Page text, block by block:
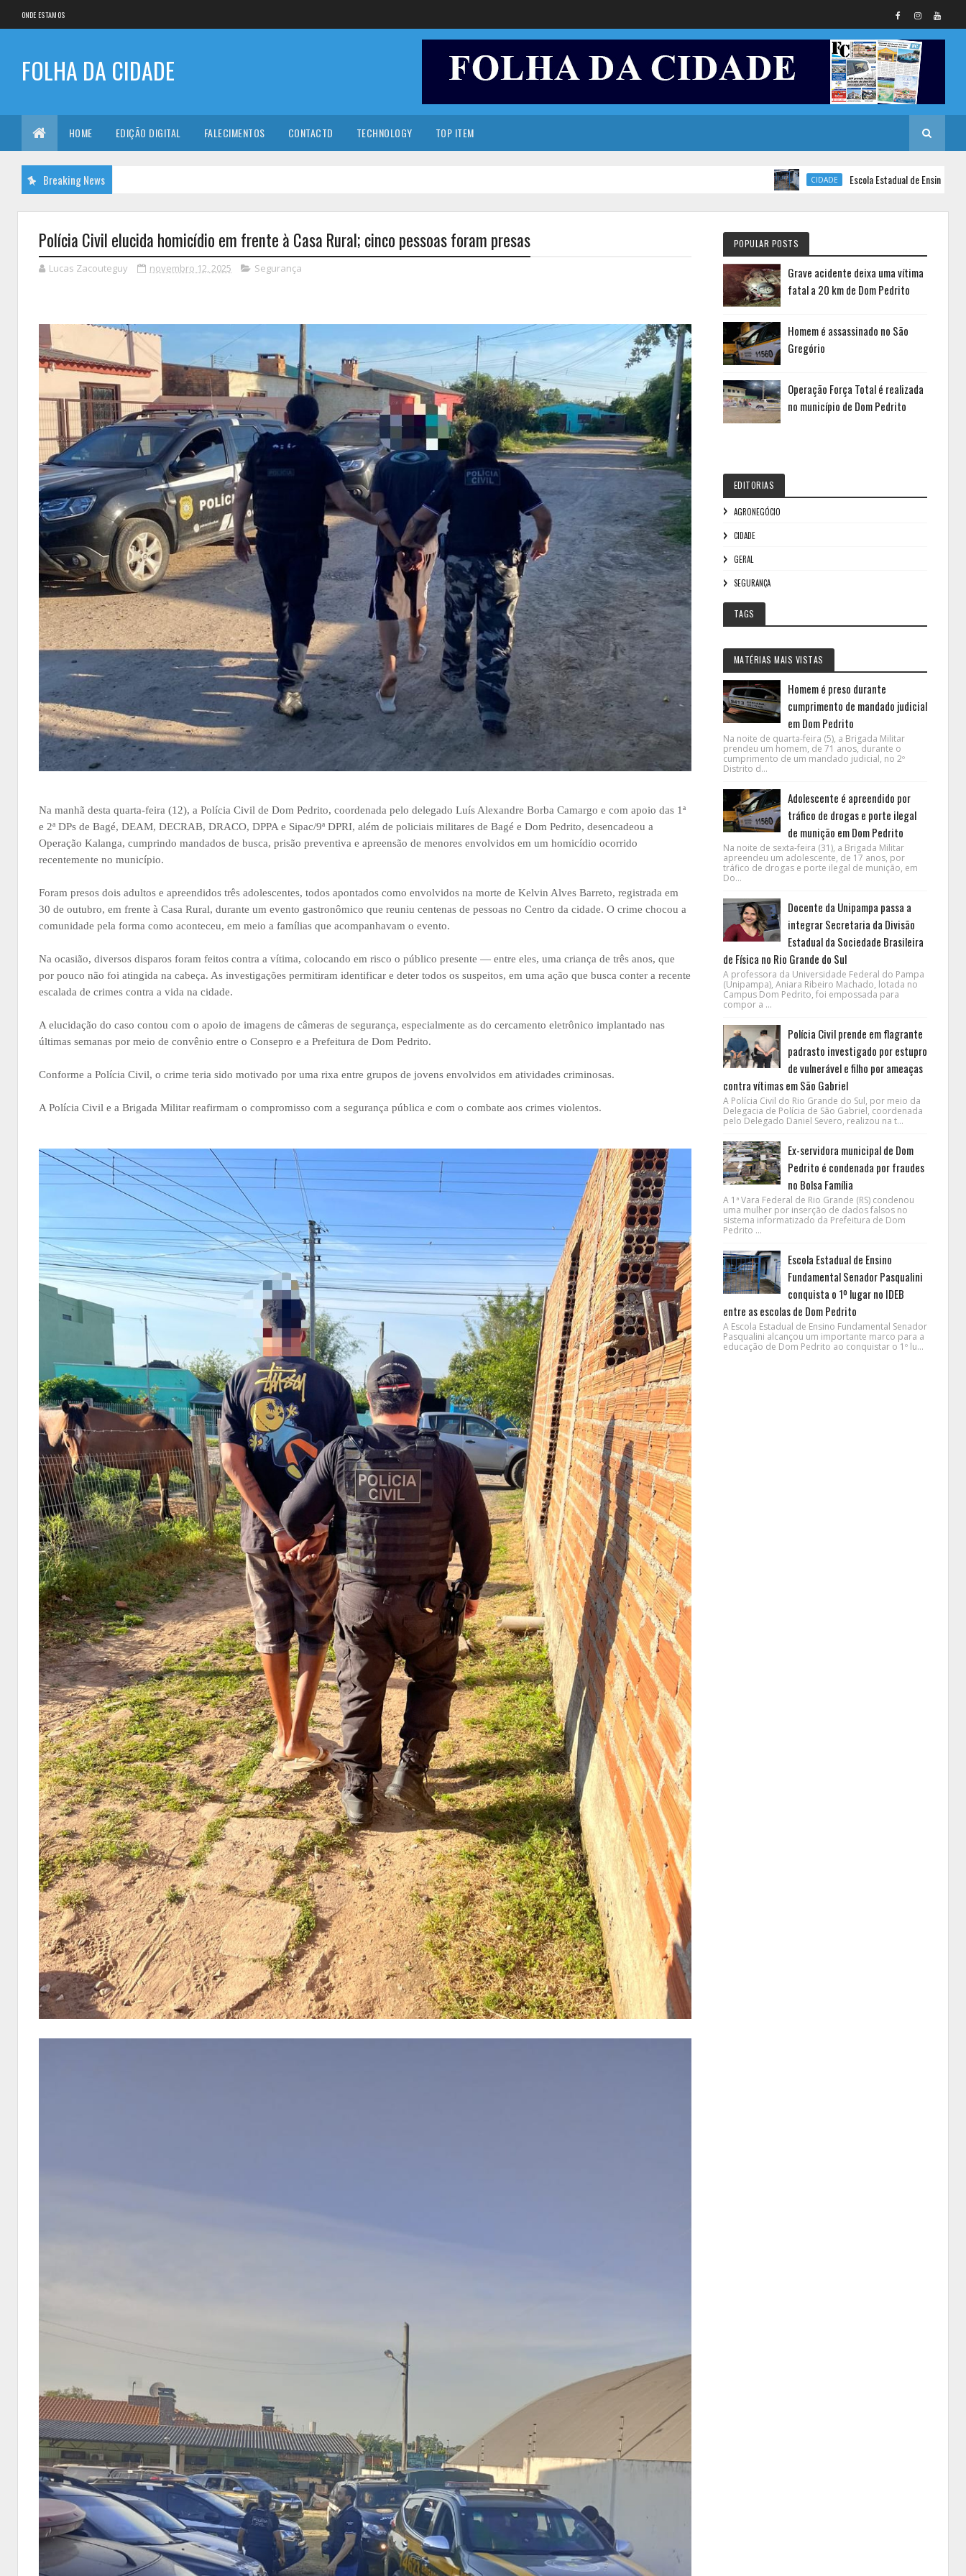
ONDE ESTAMOS
FOLHA DA CIDADE
HOME EDIÇÃO DIGITAL FALECIMENTOS CONTACTD TECHNOLOGY TOP ITEM
Breaking News Escola Estadual de Ensino Fundamental
Polícia Civil elucida homicídio em frente à Casa Rural; cinco pessoas foram presas
Lucas Zacouteguy novembro 12, 2025 Segurança
Na manhã desta quarta-feira (12), a Polícia Civil de Dom Pedrito, coordenada pelo delegado Luís Alexandre Borba Camargo e com apoio das 1ª
e 2ª DPs de Bagé, DEAM, DECRAB, DRACO, DPPA e Sipac/9ª DPRI, além de policiais militares de Bagé e Dom Pedrito, desencadeou a
Operação Kalanga, cumprindo mandados de busca, prisão preventiva e apreensão de menores envolvidos em um homicídio ocorrido
recentemente no município.
Foram presos dois adultos e apreendidos três adolescentes, todos apontados como envolvidos na morte de Kelvin Alves Barreto, registrada em
30 de outubro, em frente à Casa Rural, durante um evento gastronômico que reuniu centenas de pessoas no Centro da cidade. O crime chocou a
comunidade pela forma como aconteceu, em meio a famílias que acompanhavam o evento.
Na ocasião, diversos disparos foram feitos contra a vítima, colocando em risco o público presente — entre eles, uma criança de três anos, que
por pouco não foi atingida na cabeça. As investigações permitiram identificar e deter todos os suspeitos, em uma ação que busca conter a recente
escalada de crimes contra a vida na cidade.
A elucidação do caso contou com o apoio de imagens de câmeras de segurança, especialmente as do cercamento eletrônico implantado nas
últimas semanas por meio de convênio entre o Consepro e a Prefeitura de Dom Pedrito.
Conforme a Polícia Civil, o crime teria sido motivado por uma rixa entre grupos de jovens envolvidos em atividades criminosas.
A Polícia Civil e a Brigada Militar reafirmam o compromisso com a segurança pública e com o combate aos crimes violentos.
POPULAR POSTS
Grave acidente deixa uma vítima
fatal a 20 km de Dom Pedrito
Homem é assassinado no São
Gregório
Operação Força Total é realizada
no município de Dom Pedrito
EDITORIAS
AGRONEGÓCIO
CIDADE
GERAL
SEGURANÇA
TAGS
MATÉRIAS MAIS VISTAS
Homem é preso durante
cumprimento de mandado judicial
em Dom Pedrito
Na noite de quarta-feira (5), a Brigada Militar
prendeu um homem, de 71 anos, durante o
cumprimento de um mandado judicial, no 2º
Distrito d...
Adolescente é apreendido por
tráfico de drogas e porte ilegal
de munição em Dom Pedrito
Na noite de sexta-feira (31), a Brigada Militar
apreendeu um adolescente, de 17 anos, por
tráfico de drogas e porte ilegal de munição, em
Do...
Docente da Unipampa passa a
integrar Secretaria da Divisão
Estadual da Sociedade Brasileira
de Física no Rio Grande do Sul
A professora da Universidade Federal do Pampa
(Unipampa), Aniara Ribeiro Machado, lotada no
Campus Dom Pedrito, foi empossada para
compor a ...
Polícia Civil prende em flagrante
padrasto investigado por estupro
de vulnerável e filho por ameaças
contra vítimas em São Gabriel
A Polícia Civil do Rio Grande do Sul, por meio da
Delegacia de Polícia de São Gabriel, coordenada
pelo Delegado Daniel Severo, realizou na t...
Ex-servidora municipal de Dom
Pedrito é condenada por fraudes
no Bolsa Família
A 1ª Vara Federal de Rio Grande (RS) condenou
uma mulher por inserção de dados falsos no
sistema informatizado da Prefeitura de Dom
Pedrito ...
Escola Estadual de Ensino
Fundamental Senador Pasqualini
conquista o 1º lugar no IDEB
entre as escolas de Dom Pedrito
A Escola Estadual de Ensino Fundamental Senador
Pasqualini alcançou um importante marco para a
educação de Dom Pedrito ao conquistar o 1º lu...